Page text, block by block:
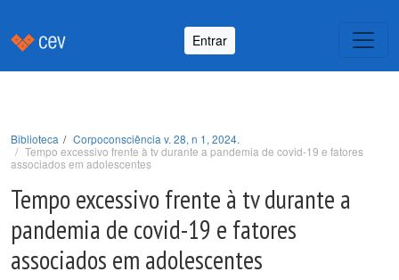
Entrar
Biblioteca
Corpoconsciência v. 28, n 1, 2024.
Tempo excessivo frente à tv durante a pandemia de covid-19 e fatores
associados em adolescentes
Tempo excessivo frente à tv durante a
pandemia de covid-19 e fatores
associados em adolescentes